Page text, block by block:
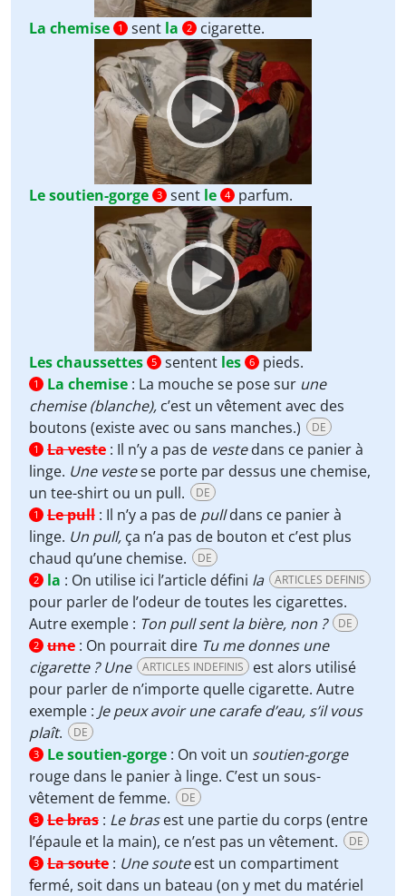
La chemise 1 sent la 2
cigarette.
Le soutien-gorge 3 sent le 4
parfum.
Les chaussettes 5 sentent les 6 pieds.
1 La chemise : La mouche se pose sur une
chemise (blanche), c’est un vêtement avec des
boutons (existe avec ou sans manches.)
DE
1 La veste : Il n’y a pas de vestedans ce panier à
linge. Une vestese porte par dessus une chemise,
un tee-shirt ou un pull.
DE
1 Le pull : Il n’y a pas de pulldans ce panier à
linge. Un pull, ça n’a pas de bouton et c’est plus
chaud qu’une chemise.
DE
2 la : On utilise ici l’article défini la ARTICLES DEFINIS
pour parler de l’odeur de toutes les cigarettes.
Autre exemple : Ton pull sent la bière, non ? DE
2 une : On pourrait dire Tu me donnes une
cigarette ? Une
ARTICLES INDEFINIS
est alors utilisé
pour parler de n’importe quelle cigarette. Autre
exemple : Je peux avoir une carafe d’eau, s’il vous
plaît. DE
3 Le soutien-gorge : On voit un soutien-gorge
rouge dans le panier à linge. C’est un sous-
vêtement de femme.
DE
3 Le bras : Le brasest une partie du corps (entre
l’épaule et la main), ce n’est pas un vêtement.
DE
3 La soute : Une souteest un compartiment
fermé, soit dans un bateau (on y met du matériel